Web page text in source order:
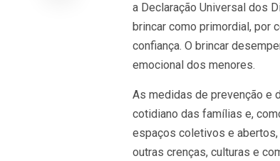
a Declaração Universal dos
brincar como primordial, por
confiança. O brincar
emocional dos menores.
As medidas de prevenção e
cotidiano das famílias e,
espaços coletivos e
outras crenças, culturas e